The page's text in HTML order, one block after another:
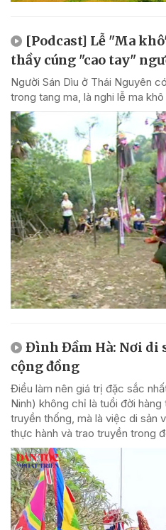
[Podcast] Lễ "Ma
thầy cúng "cao tay"
Người Sán Dìu ở Thái Nguyên
trong tang ma, là nghi lễ ma
Đình Đầm Hà: Nơi di
cộng đồng
Điều làm nên giá trị đặc sắc
Ninh) không chỉ là tuổi đời
truyền thống, mà là việc di sản
thực hành và trao truyền trong